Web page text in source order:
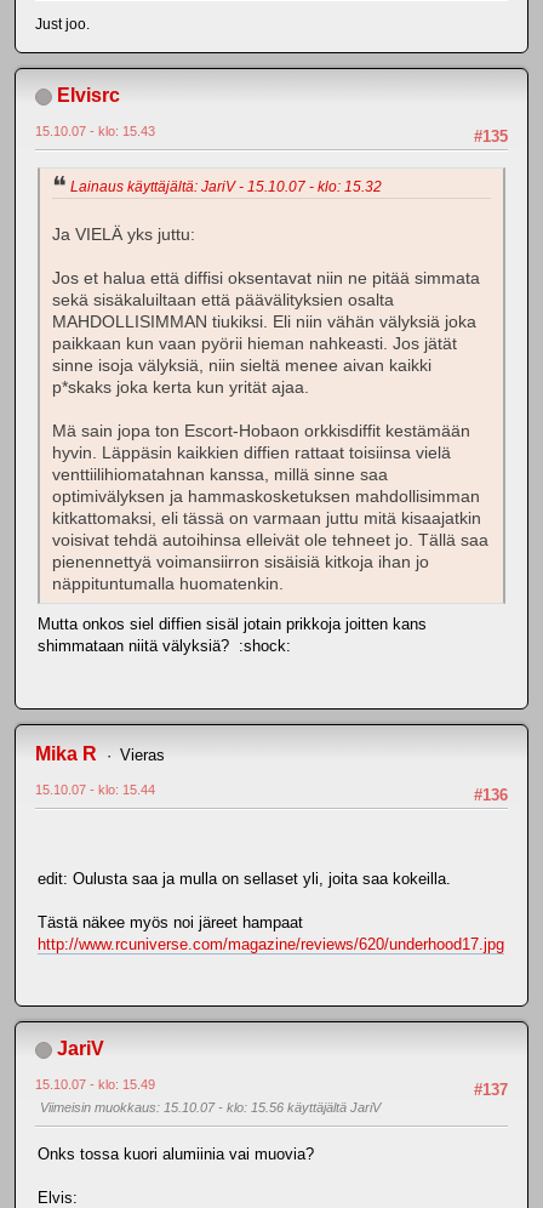
Just joo.
Elvisrc
#135
15.10.07 - klo: 15.43
Lainaus käyttäjältä: JariV - 15.10.07 - klo: 15.32
Ja VIELÄ yks juttu:
Jos et halua että diffisi oksentavat niin ne pitää simmata
sekä sisäkaluiltaan että päävälityksien osalta
MAHDOLLISIMMAN tiukiksi. Eli niin vähän välyksiä joka
paikkaan kun vaan pyörii hieman nahkeasti. Jos jätät
sinne isoja välyksiä, niin sieltä menee aivan kaikki
p*skaks joka kerta kun yrität ajaa.
Mä sain jopa ton Escort-Hobaon orkkisdiffit kestämään
hyvin. Läppäsin kaikkien diffien rattaat toisiinsa vielä
venttiilihiomatahnan kanssa, millä sinne saa
optimivälyksen ja hammaskosketuksen mahdollisimman
kitkattomaksi, eli tässä on varmaan juttu mitä kisaajatkin
voisivat tehdä autoihinsa elleivät ole tehneet jo. Tällä saa
pienennettyä voimansiirron sisäisiä kitkoja ihan jo
näppituntumalla huomatenkin.
Mutta onkos siel diffien sisäl jotain prikkoja joitten kans
shimmataan niitä välyksiä? :shock:
Mika R Vieras
#136
15.10.07 - klo: 15.44
edit: Oulusta saa ja mulla on sellaset yli, joita saa kokeilla.
Tästä näkee myös noi järeet hampaat
http://www.rcuniverse.com/magazine/reviews/620/underhood17.jpg
JariV
#137
15.10.07 - klo: 15.49
Viimeisin muokkaus: 15.10.07 - klo: 15.56 käyttäjältä JariV
Onks tossa kuori alumiinia vai muovia?
Elvis: